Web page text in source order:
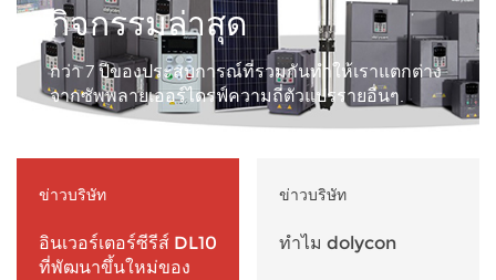
เทคนิคขั้นสูง ทำให้ Dolycon สามารถนำเสนอผลิตภัณฑ์คุณภาพ
สูงที่มีเสถียรภาพและล้ำสมัยสู่ตลาดได้อย่างต่อเนื่อง ผลิตภัณฑ์
คุณภาพสูง ผลิตภัณฑ์ทั้งหมดของ Dolycon ต้องผ่านกระบวนการ
ควบคุมคุณภาพอย่างเข้มงวด ตั้งแต่การตรวจสอบความต้องการ
บริการ ไปจนถึงการปรับปรุงระบบ ฯลฯ ผลิตภัณฑ์ของเราผ่านการ
ซึ่งตรงตามข้อกำหนดภายในและภายนอกของภูมิภาคต่างๆ บริการ
กิจกรรมล่าสุด
กว่า 7 ปีของประสบการณ์ที่รวมกันทำให้เราแตกต่าง
จากซัพพลายเออร์ไดรฟ์ความถี่ตัวแปรรายอื่นๆ.
คุณภาพสูงและราคาที่แข่งขันได้.
ข่าวบริษัท
อินเวอร์เตอร์ซีรีส์ DL10
ที่พัฒนาขึ้นใหม่ของ
ข่าวบริษัท
ทำไม dolycon